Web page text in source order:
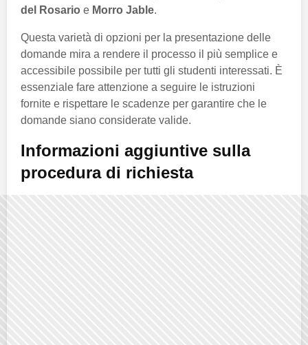
del Rosario e Morro Jable.
Questa varietà di opzioni per la presentazione delle
domande mira a rendere il processo il più semplice e
accessibile possibile per tutti gli studenti interessati. È
essenziale fare attenzione a seguire le istruzioni
fornite e rispettare le scadenze per garantire che le
domande siano considerate valide.
Informazioni aggiuntive sulla
procedura di richiesta